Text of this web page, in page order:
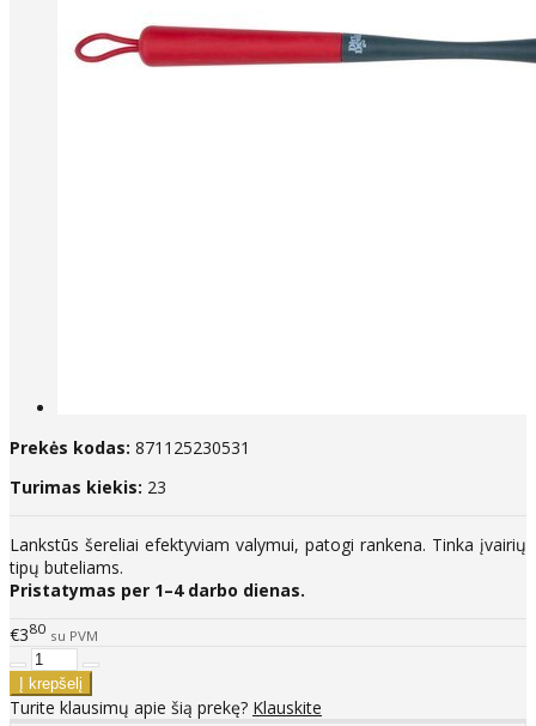
Prekės kodas: 871125230531
Turimas kiekis: 23
Lankstūs šereliai efektyviam valymui, patogi rankena. Tinka įvairių
tipų buteliams.
Pristatymas per 1–4 darbo dienas.
€380 su PVM
Turite klausimų apie šią prekę? Klauskite